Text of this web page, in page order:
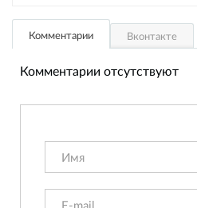
Комментарии Вконтакте
Комментарии отсутствуют